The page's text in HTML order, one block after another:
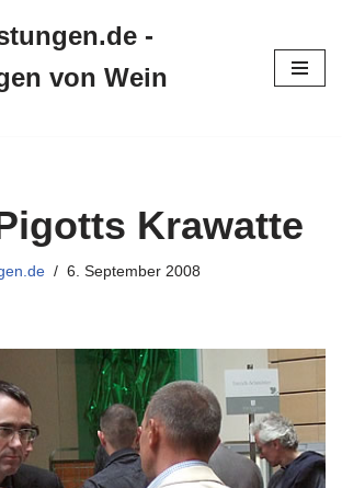
-
von Wein
Krawatte
6. September 2008